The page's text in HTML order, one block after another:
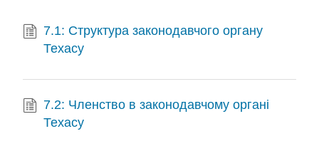
7.1: Структура законодавчого органу
Техасу
7.2: Членство в законодавчому органі
Техасу